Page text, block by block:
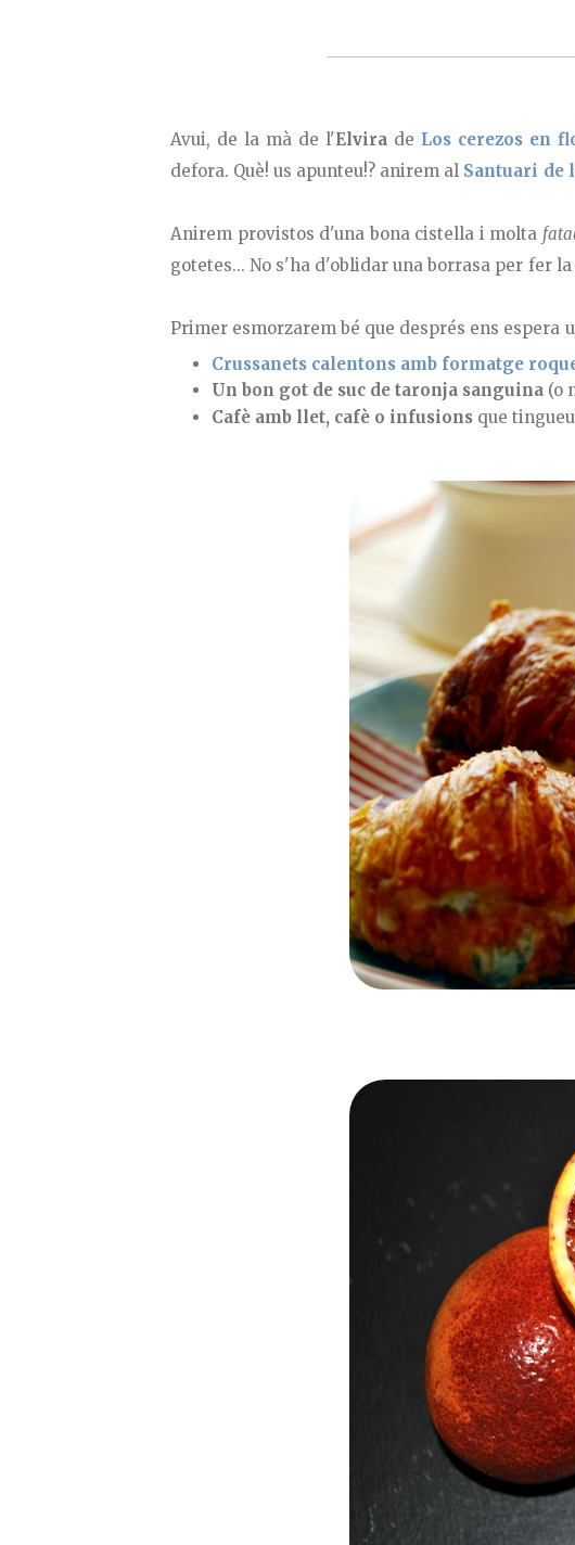
Avui, de la mà de l'Elvira de Los cerezos en
defora. Què! us apunteu!? anirem al Santuari de
Anirem provistos d'una bona cistella i molta
gotetes... No s'ha d'oblidar una borrasa per fer la
Primer esmorzarem bé que després ens espera
Crussanets calentons amb formatge
Un bon got de suc de taronja sanguina (o
Cafè amb llet, cafè o infusionsque